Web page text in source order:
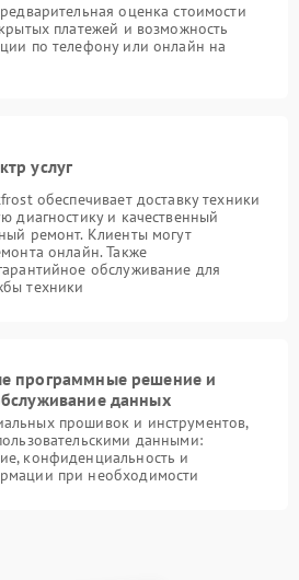
оценка стоимости
платежей и возможность
по телефону или онлайн на
услуг
обеспечивает доставку техники
диагностику и качественный
ремонт. Клиенты могут
онлайн. Также
обслуживание для
техники
программные решение и
данных
прошивок и инструментов,
данными:
конфиденциальность и
при необходимости